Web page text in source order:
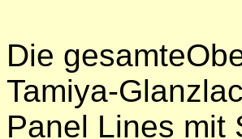
Die
Tamiya-
Panel Lines mit